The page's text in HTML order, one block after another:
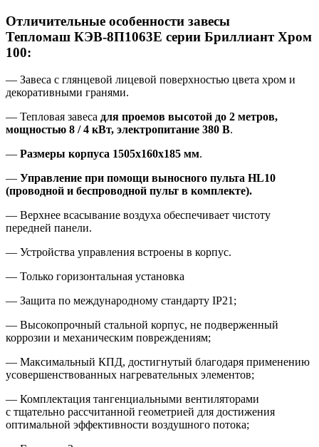
Отличительные особенности завесы
Тепломаш КЭВ-8П1063Е серии Бриллиант Хром
100:
— Завеса с глянцевой лицевой поверхностью цвета хром и
декоративными гранями.
— Тепловая завеса для проемов высотой до 2 метров,
мощностью 8 / 4 кВт, электропитание 380 В.
— Размеры корпуса 1505x160x185 мм.
— Управление при помощи выносного пульта HL10
(проводной и беспроводной пульт в комплекте).
— Верхнее всасывание воздуха обеспечивает чистоту
передней панели.
— Устройства управления встроены в корпус.
— Только горизонтальная установка
— Защита по международному стандарту IP21;
— Высокопрочный стальной корпус, не подверженный
коррозии и механическим повреждениям;
— Максимальный КПД, достигнутый благодаря применению
усовершенствованных нагревательных элементов;
— Комплектация тангенциальными вентиляторами
с тщательно рассчитанной геометрией для достижения
оптимальной эффективности воздушного потока;